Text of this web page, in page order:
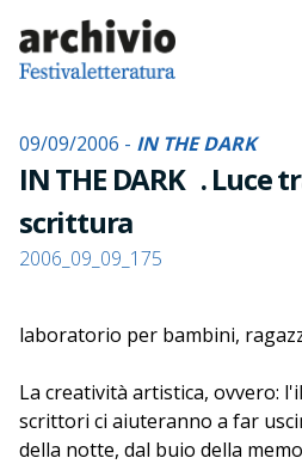
09/09/2006 - IN THE DARK
IN THE DARK . Luce
scrittura
2006_09_09_175
laboratorio per bambini,
La creatività artistica, ovvero:
scrittori ci aiuteranno a far
della notte, dal buio della